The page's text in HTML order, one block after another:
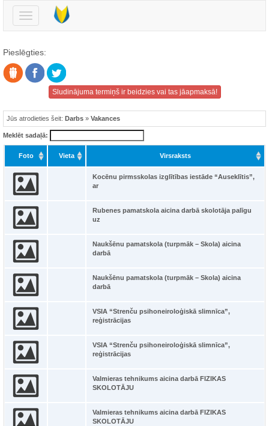
Pārslēgt
navigāciju
Pieslēgties:
Sludinājuma termiņš ir beidzies vai tas jāapmaksā!
Jūs atrodieties šeit: Darbs » Vakances
Meklēt sadaļā:
Foto Vieta Virsraksts
Kocēnu pirmsskolas izglītības iestāde “Auseklītis”,
ar
Rubenes pamatskola aicina darbā skolotāja palīgu
uz
Naukšēnu pamatskola (turpmāk – Skola) aicina
darbā
Naukšēnu pamatskola (turpmāk – Skola) aicina
darbā
VSIA “Strenču psihoneiroloģiskā slimnīca”,
reģistrācijas
VSIA “Strenču psihoneiroloģiskā slimnīca”,
reģistrācijas
Valmieras tehnikums aicina darbā FIZIKAS
SKOLOTĀJU
Valmieras tehnikums aicina darbā FIZIKAS
SKOLOTĀJU